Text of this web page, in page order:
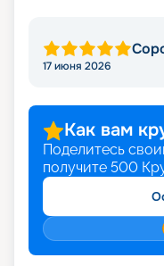
17 июня 2026
Как вам
Поделитесь
получите 500